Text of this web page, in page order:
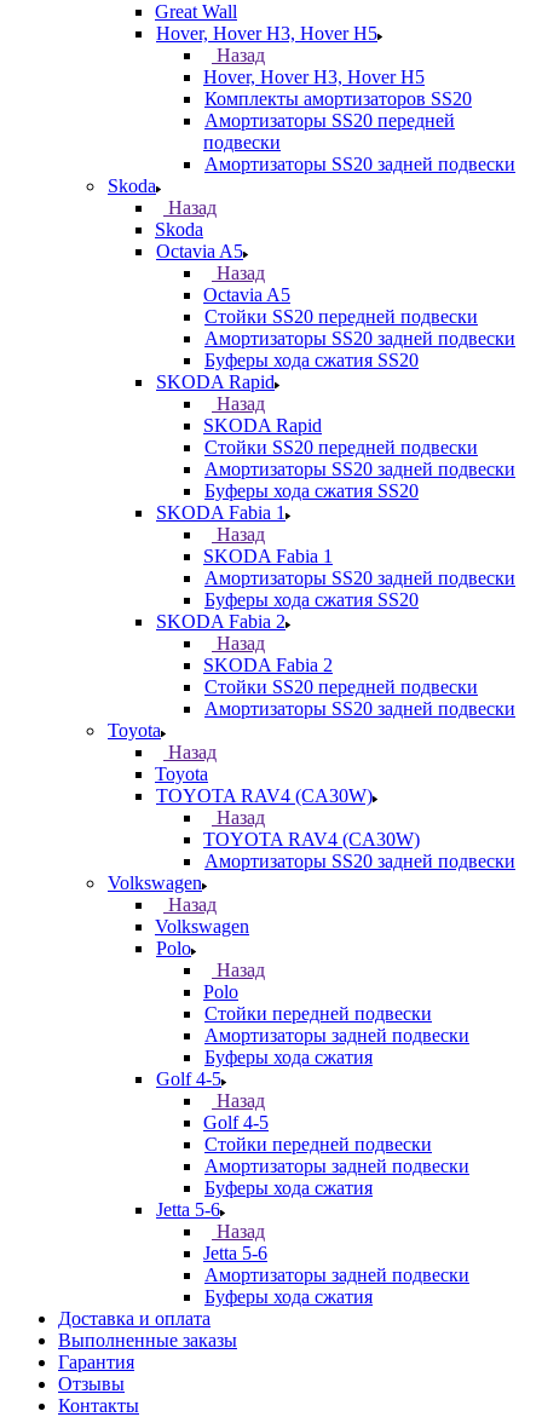
Great Wall
Hover, Hover H3, Hover H5
Назад
Hover, Hover H3, Hover H5
Комплекты амортизаторов SS20
Амортизаторы SS20 передней
подвески
Амортизаторы SS20 задней подвески
Skoda
Назад
Skoda
Octavia A5
Назад
Octavia A5
Стойки SS20 передней подвески
Амортизаторы SS20 задней подвески
Буферы хода сжатия SS20
SKODA Rapid
Назад
SKODA Rapid
Стойки SS20 передней подвески
Амортизаторы SS20 задней подвески
Буферы хода сжатия SS20
SKODA Fabia 1
Назад
SKODA Fabia 1
Амортизаторы SS20 задней подвески
Буферы хода сжатия SS20
SKODA Fabia 2
Назад
SKODA Fabia 2
Стойки SS20 передней подвески
Амортизаторы SS20 задней подвески
Toyota
Назад
Toyota
TOYOTA RAV4 (CA30W)
Назад
TOYOTA RAV4 (CA30W)
Амортизаторы SS20 задней подвески
Volkswagen
Назад
Volkswagen
Polo
Назад
Polo
Стойки передней подвески
Амортизаторы задней подвески
Буферы хода сжатия
Golf 4-5
Назад
Golf 4-5
Стойки передней подвески
Амортизаторы задней подвески
Буферы хода сжатия
Jetta 5-6
Назад
Jetta 5-6
Амортизаторы задней подвески
Буферы хода сжатия
Доставка и оплата
Выполненные заказы
Гарантия
Отзывы
Контакты